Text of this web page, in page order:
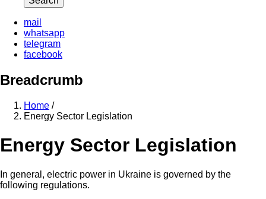
mail
whatsapp
telegram
facebook
Breadcrumb
Home /
Energy Sector Legislation
Energy Sector Legislation
In general, electric power in Ukraine is governed by the
following regulations.